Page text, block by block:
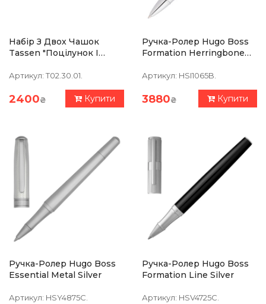
Набір З Двох Чашок
Tassen "Поцілунок І
Порцеляна
Артикул: T02.30.01.
2400₴ Купити
Ручка-Ролер Hugo Boss
Formation Herringbone
Артикул: HSI1065B.
3880₴ Купити
Ручка-Ролер Hugo Boss
Essential Metal Silver
Артикул: HSY4875C.
Ручка-Ролер Hugo Boss
Formation Line Silver
Артикул: HSV4725C.